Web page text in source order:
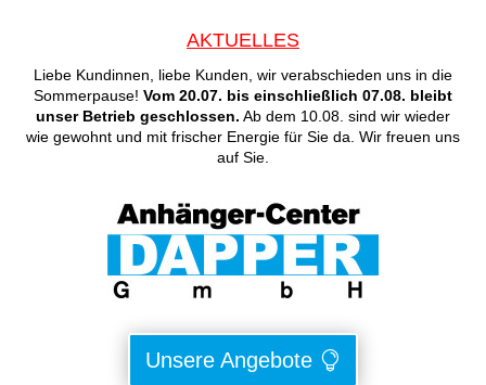
AKTUELLES
Liebe Kundinnen, liebe Kunden, wir verabschieden uns in die
Sommerpause! Vom 20.07. bis einschließlich 07.08. bleibt
unser Betrieb geschlossen. Ab dem 10.08. sind wir wieder
wie gewohnt und mit frischer Energie für Sie da. Wir freuen uns
auf Sie.
Unsere Angebote